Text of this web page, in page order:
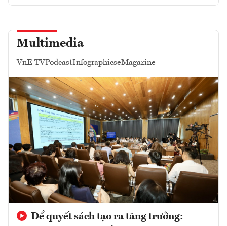
Multimedia
VnE TVPodcastInfographicseMagazine
Để quyết sách tạo ra tăng trưởng: